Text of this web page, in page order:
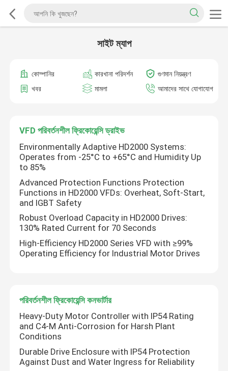
সাইট ম্যাপ
কোম্পানির কারখানা পরিদর্শন
গুণমান নিয়ন্ত্রণ
খবর
মামলা আমাদের সাথে যোগাযোগ
VFD পরিবর্তনশীল ফ্রিকোয়েন্সি ড্রাইভ
Environmentally Adaptive HD2000 Systems:
Operates from -25°C to +65°C and Humidity Up
to 85%
Advanced Protection Functions Protection
Functions in HD2000 VFDs: Overheat, Soft-Start,
and IGBT Safety
Robust Overload Capacity in HD2000 Drives:
130% Rated Current for 70 Seconds
High-Efficiency HD2000 Series VFD with ≥99%
Operating Efficiency for Industrial Motor Drives
পরিবর্তনশীল ফ্রিকোয়েন্সি কনভার্টার
Heavy-Duty Motor Controller with IP54 Rating
and C4-M Anti-Corrosion for Harsh Plant
Conditions
Durable Drive Enclosure with IP54 Protection
Against Dust and Water Ingress for Reliability